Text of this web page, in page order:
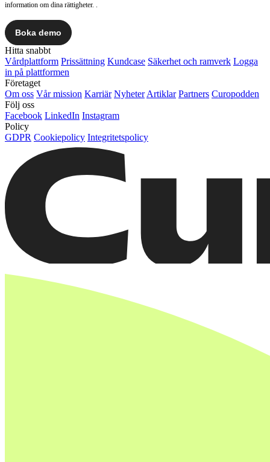
information om dina rättigheter. .
Hitta snabbt
Vårdplattform Prissättning Kundcase Säkerhet och ramverk Logga
in på plattformen
Företaget
Om oss Vår mission Karriär NyheterArtiklar Partners Curopodden
Följ oss
Facebook LinkedIn Instagram
Policy
GDPR Cookiepolicy Integritetspolicy